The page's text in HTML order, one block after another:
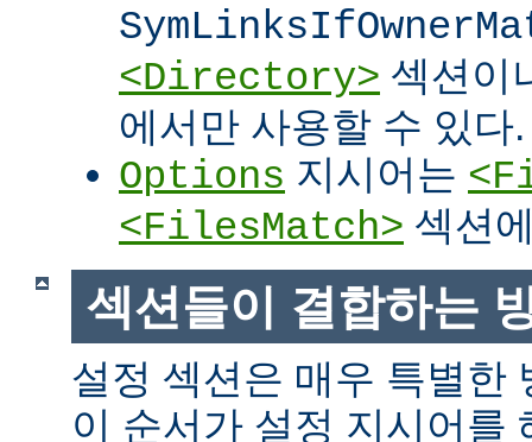
<Directory> 섹션이
에서만 사용할 수 있다.
Options 지시어는
<FilesMatch> 섹션
섹션들이 결합하는
설정 섹션은 매우 특별한
이 순서가 설정 지시어를